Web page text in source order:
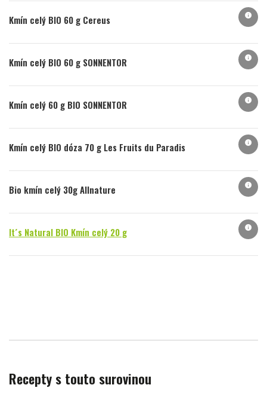
Kmín celý BIO 60 g Cereus info
Kmín celý BIO 60 g SONNENTOR info
Kmín celý 60 g BIO SONNENTOR info
Kmín celý BIO dóza 70 g Les Fruits du Paradis info
Bio kmín celý 30g Allnature info
It´s Natural BIO Kmín celý 20 g info
Recepty s touto surovinou